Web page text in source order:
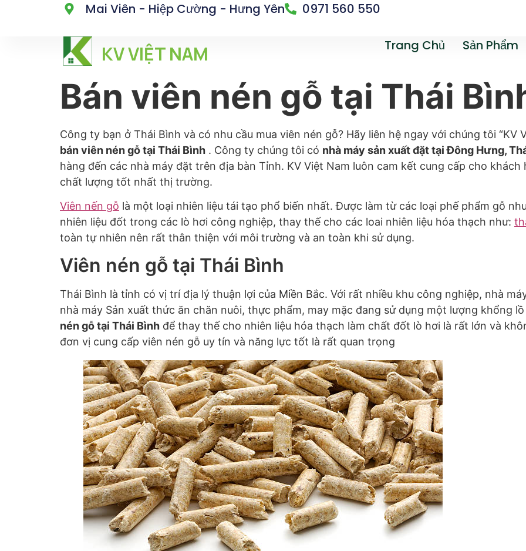
Mai Viên - Hiệp Cường - Hưng Yên 0971 560 550
KV VIỆT NAM Trang Chủ Sản Phẩm
Bán viên nén gỗ tại Thái
Công ty bạn ở Thái Bình và có nhu cầu mua viên nén gỗ? Hãy liên hệ ngay với chúng tôi “KV
bán viên nén gỗ tại Thái Bình . Công ty chúng tôi có nhà máy sản xuất đặt tại Đông Hưng,
hàng đến các nhà máy đặt trên địa bàn Tỉnh. KV Việt Nam luôn cam kết cung cấp cho khách
chất lượng tốt nhất thị trường.
Viên nến gỗ là một loại nhiên liệu tái tạo phổ biến nhất. Được làm từ các loại phế phẩm gỗ
nhiên liệu đốt trong các lò hơi công nghiệp, thay thế cho các loai nhiên liệu hóa thạch như:
toàn tự nhiên nên rất thân thiện với môi trường và an toàn khi sử dụng.
Viên nén gỗ tại Thái Bình
Thái Bình là tỉnh có vị trí địa lý thuận lợi của Miền Bắc. Với rất nhiều khu công nghiệp, nhà
nhà máy Sản xuất thức ăn chăn nuôi, thực phẩm, may mặc đang sử dụng một lượng khổng
nén gỗ tại Thái Bình để thay thế cho nhiên liệu hóa thạch làm chất đốt lò hơi là rất lớn và
đơn vị cung cấp viên nén gỗ uy tín và năng lực tốt là rất quan trọng